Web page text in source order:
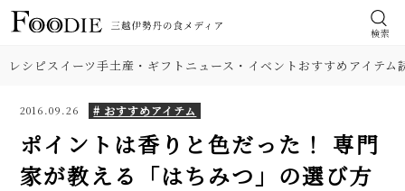
検索
レシピスイーツ手土産・ギフト ニュース・イベントおすすめアイテム
2016.09.26 # おすすめアイテム
ポイントは香りと色だった！ 専門
家が教える「はちみつ」の選び方